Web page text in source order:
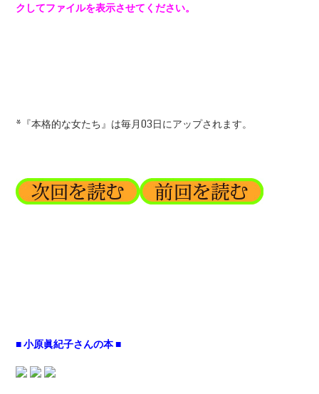
クしてファイルを表示させてください。
*『本格的な女たち』は毎月03日にアップされます。
■ 小原眞紀子さんの本 ■